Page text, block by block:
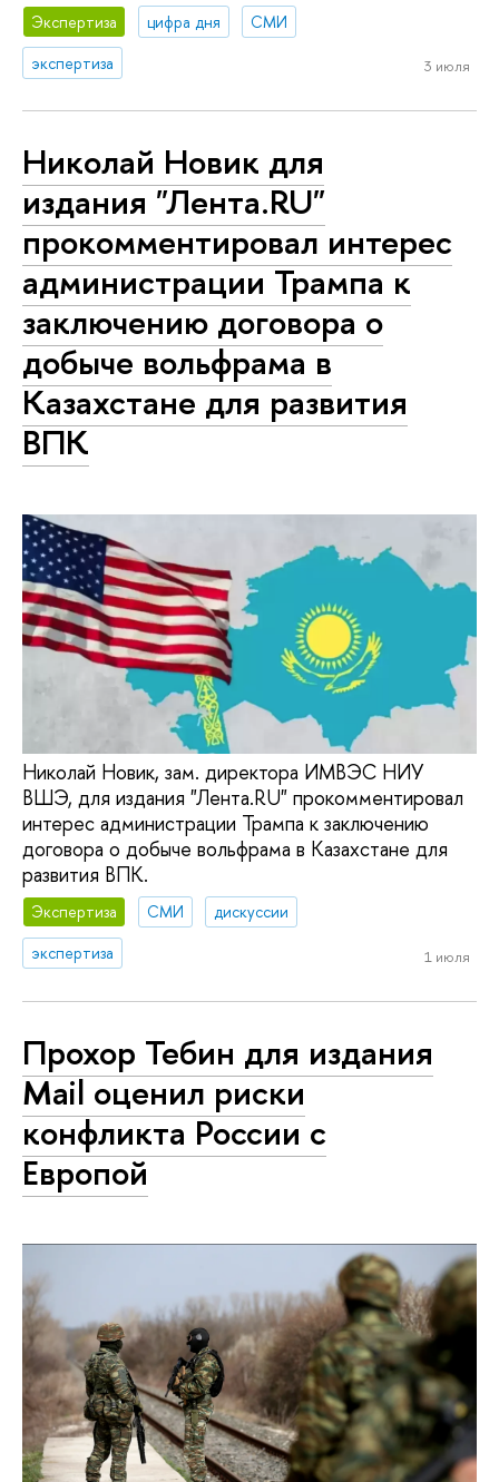
Экспертиза цифра дня
СМИ
экспертиза
3 июля
Николай Новик для
издания "Лента.RU"
прокомментировал интерес
администрации Трампа к
заключению договора о
добыче вольфрама в
Казахстане для развития
ВПК
Николай Новик, зам. директора ИМВЭС НИУ
ВШЭ, для издания "Лента.RU" прокомментировал
интерес администрации Трампа к заключению
договора о добыче вольфрама в Казахстане для
развития ВПК.
Экспертиза СМИ
дискуссии
экспертиза
1 июля
Прохор Тебин для издания
Mail оценил риски
конфликта России с
Европой